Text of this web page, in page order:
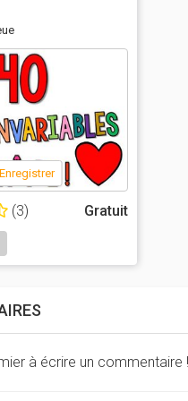
Enregistrer
(3)
Gratuit
à écrire un commentaire !